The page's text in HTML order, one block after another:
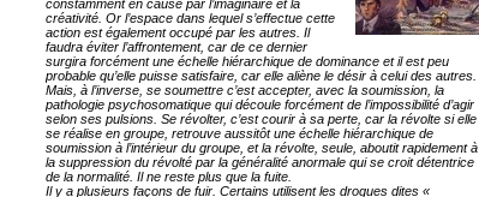
constamment en cause par l’imaginaire et la
créativité. Or l’espace dans lequel s’effectue cette
action est également occupé par les autres. Il
faudra éviter l’affrontement, car de ce dernier
surgira forcément une échelle hiérarchique de dominance et il est peu
probable qu’elle puisse satisfaire, car elle aliène le désir à celui des autres.
Mais, à l’inverse, se soumettre c’est accepter, avec la soumission, la
pathologie psychosomatique qui découle forcément de l’impossibilité d’agir
selon ses pulsions. Se révolter, c’est courir à sa perte, car la révolte si elle
se réalise en groupe, retrouve aussitôt une échelle hiérarchique de
soumission à l’intérieur du groupe, et la révolte, seule, aboutit rapidement à
la suppression du révolté par la généralité anormale qui se croit détentrice
de la normalité. Il ne reste plus que la fuite.
Il y a plusieurs façons de fuir. Certains utilisent les drogues dites «